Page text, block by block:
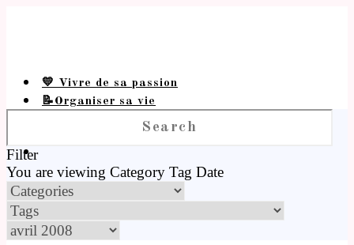
💛 Vivre de sa passion
📝Organiser sa vie
Filter
You are viewing Category Tag Date